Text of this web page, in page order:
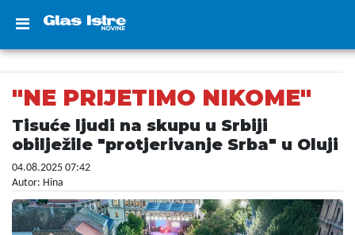
"NE PRIJETIMO NIKOME"
Tisuće ljudi na skupu u Srbiji
obilježile "protjerivanje Srba" u Oluji
04.08.2025 07:42
Autor: Hina